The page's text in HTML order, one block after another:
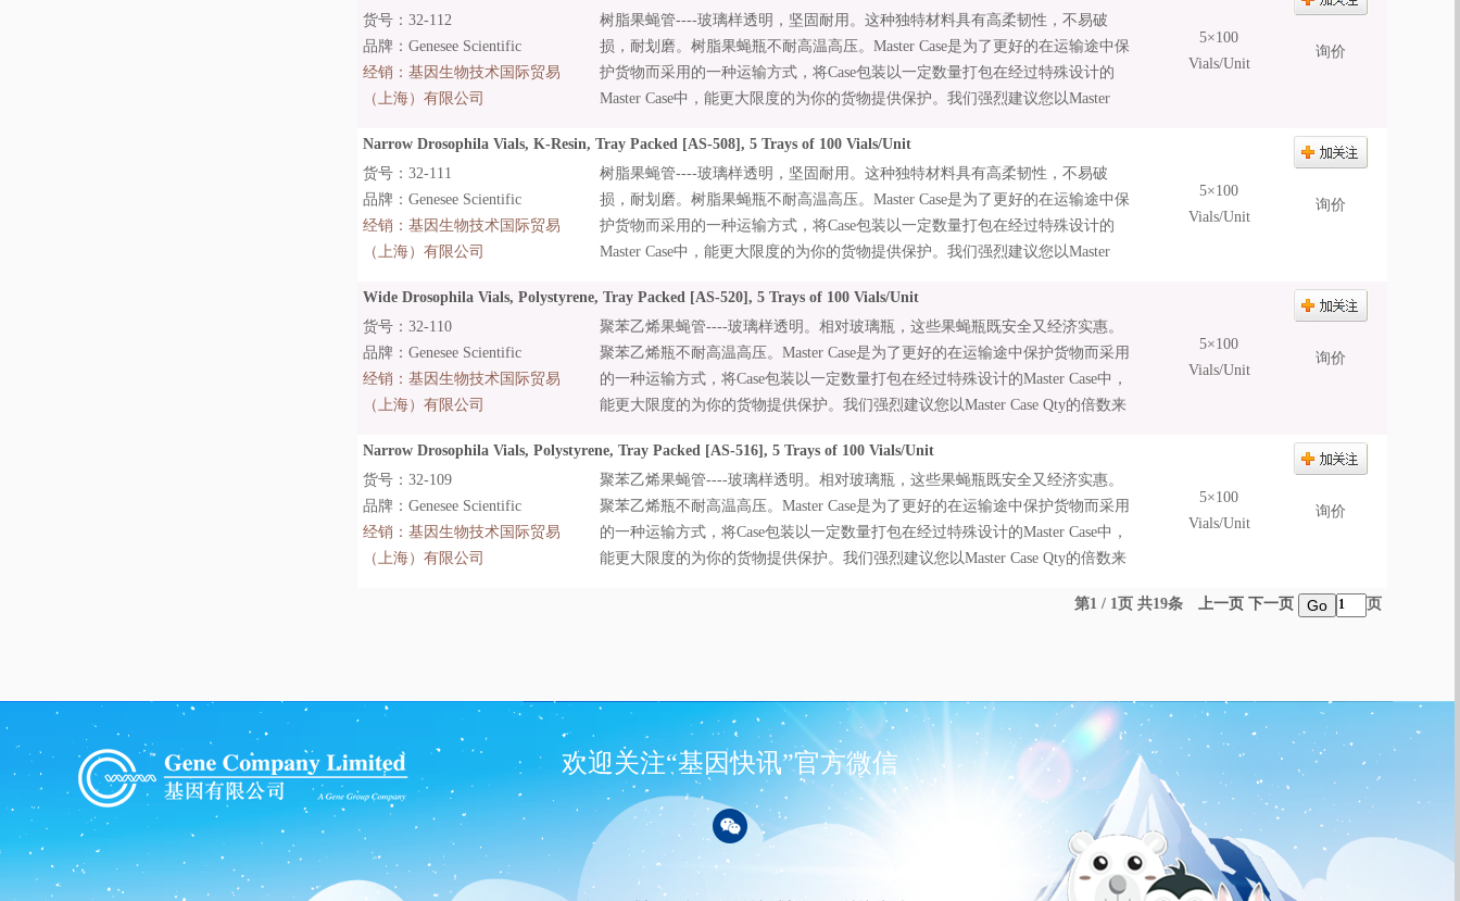
5×100
Vials/Unit
询价
货号：32-112
品牌：Genesee Scientific
经销： 基因生物技术国际贸易
（上海）有限公司
树脂果蝇管----玻璃样透明，坚固耐用。这种独特材料具有高柔韧性，不易破
损，耐划磨。树脂果蝇瓶不耐高温高压。Master Case是为了更好的在运输途中保
护货物而采用的一种运输方式，将Case包装以一定数量打包在经过特殊设计的
Master Case中，能更大限度的为你的货物提供保护。我们强烈建议您以Master
Narrow Drosophila Vials, K-Resin, Tray Packed [AS-508], 5 Trays of 100 Vials/Unit
5×100
Vials/Unit
询价
货号：32-111
品牌：Genesee Scientific
经销： 基因生物技术国际贸易
（上海）有限公司
树脂果蝇管----玻璃样透明，坚固耐用。这种独特材料具有高柔韧性，不易破
损，耐划磨。树脂果蝇瓶不耐高温高压。Master Case是为了更好的在运输途中保
护货物而采用的一种运输方式，将Case包装以一定数量打包在经过特殊设计的
Master Case中，能更大限度的为你的货物提供保护。我们强烈建议您以Master
Wide Drosophila Vials, Polystyrene, Tray Packed [AS-520], 5 Trays of 100 Vials/Unit
5×100
Vials/Unit
询价
货号：32-110
品牌：Genesee Scientific
经销： 基因生物技术国际贸易
（上海）有限公司
聚苯乙烯果蝇管----玻璃样透明。相对玻璃瓶，这些果蝇瓶既安全又经济实惠。
聚苯乙烯瓶不耐高温高压。Master Case是为了更好的在运输途中保护货物而采用
的一种运输方式，将Case包装以一定数量打包在经过特殊设计的Master Case中，
能更大限度的为你的货物提供保护。我们强烈建议您以Master Case Qty的倍数来
Narrow Drosophila Vials, Polystyrene, Tray Packed [AS-516], 5 Trays of 100 Vials/Unit
5×100
Vials/Unit
询价
货号：32-109
品牌：Genesee Scientific
经销： 基因生物技术国际贸易
（上海）有限公司
聚苯乙烯果蝇管----玻璃样透明。相对玻璃瓶，这些果蝇瓶既安全又经济实惠。
聚苯乙烯瓶不耐高温高压。Master Case是为了更好的在运输途中保护货物而采用
的一种运输方式，将Case包装以一定数量打包在经过特殊设计的Master Case中，
能更大限度的为你的货物提供保护。我们强烈建议您以Master Case Qty的倍数来
第1 / 1页 共19条
上一页 下一页 Go 页
欢迎关注“基因快讯”官方微信